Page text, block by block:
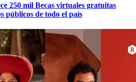
250 mil Becas virtuales gratuitas
públicos de todo el país